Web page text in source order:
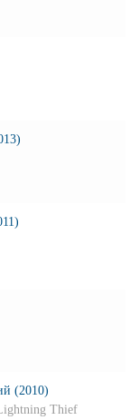
(2010)
Thief